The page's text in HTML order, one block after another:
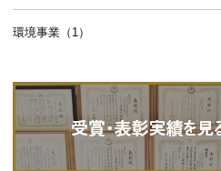
環境事業（1）